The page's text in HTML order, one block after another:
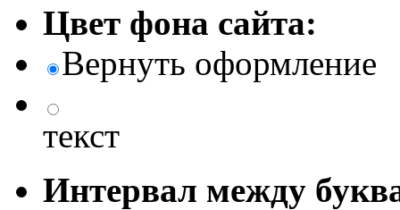
Цвет фона сайта:
Вернуть оформление
текст
Интервал между